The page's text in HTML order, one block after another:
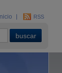
Inicio RSS